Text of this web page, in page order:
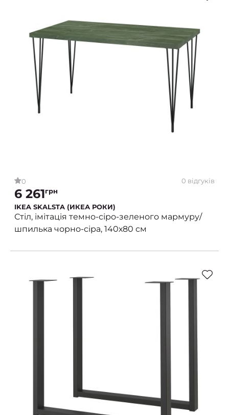
0 0 відгуків
6 261грн
IKEA SKALSTA (ИКЕА РОКИ)
Стіл, імітація темно-сіро-зеленого мармуру/
шпилька чорно-сіра, 140х80 см